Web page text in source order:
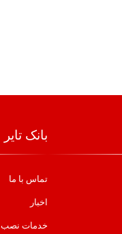
بانک تایر
تماس با ما
اخبار
خدمات نصب